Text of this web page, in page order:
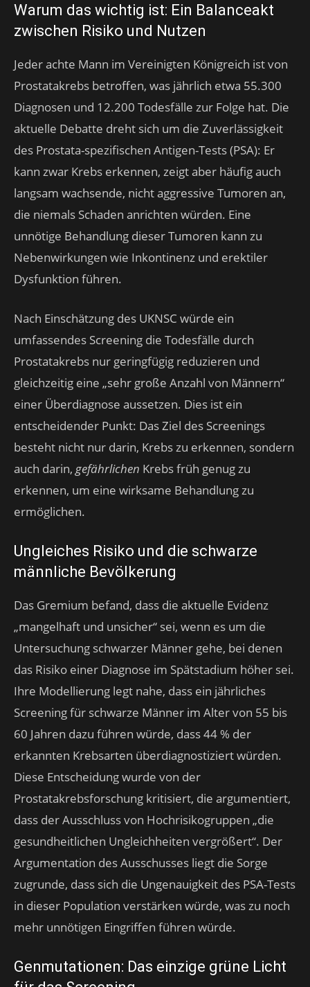
Warum das wichtig ist: Ein Balanceakt
zwischen Risiko und Nutzen
Jeder achte Mann im Vereinigten Königreich ist von
Prostatakrebs betroffen, was jährlich etwa 55.300
Diagnosen und 12.200 Todesfälle zur Folge hat. Die
aktuelle Debatte dreht sich um die Zuverlässigkeit
des Prostata-spezifischen Antigen-Tests (PSA): Er
kann zwar Krebs erkennen, zeigt aber häufig auch
langsam wachsende, nicht aggressive Tumoren an,
die niemals Schaden anrichten würden. Eine
unnötige Behandlung dieser Tumoren kann zu
Nebenwirkungen wie Inkontinenz und erektiler
Dysfunktion führen.
Nach Einschätzung des UKNSC würde ein
umfassendes Screening die Todesfälle durch
Prostatakrebs nur geringfügig reduzieren und
gleichzeitig eine „sehr große Anzahl von Männern“
einer Überdiagnose aussetzen. Dies ist ein
entscheidender Punkt: Das Ziel des Screenings
besteht nicht nur darin, Krebs zu erkennen, sondern
auch darin, gefährlichen Krebs früh genug zu
erkennen, um eine wirksame Behandlung zu
ermöglichen.
Ungleiches Risiko und die schwarze
männliche Bevölkerung
Das Gremium befand, dass die aktuelle Evidenz
„mangelhaft und unsicher“ sei, wenn es um die
Untersuchung schwarzer Männer gehe, bei denen
das Risiko einer Diagnose im Spätstadium höher sei.
Ihre Modellierung legt nahe, dass ein jährliches
Screening für schwarze Männer im Alter von 55 bis
60 Jahren dazu führen würde, dass 44 % der
erkannten Krebsarten überdiagnostiziert würden.
Diese Entscheidung wurde von der
Prostatakrebsforschung kritisiert, die argumentiert,
dass der Ausschluss von Hochrisikogruppen „die
gesundheitlichen Ungleichheiten vergrößert“. Der
Argumentation des Ausschusses liegt die Sorge
zugrunde, dass sich die Ungenauigkeit des PSA-Tests
in dieser Population verstärken würde, was zu noch
mehr unnötigen Eingriffen führen würde.
Genmutationen: Das einzige grüne Licht